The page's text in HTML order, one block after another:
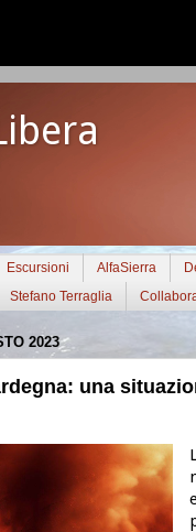
Escursioni AlfaSierra
Stefano Terraglia
2023
una